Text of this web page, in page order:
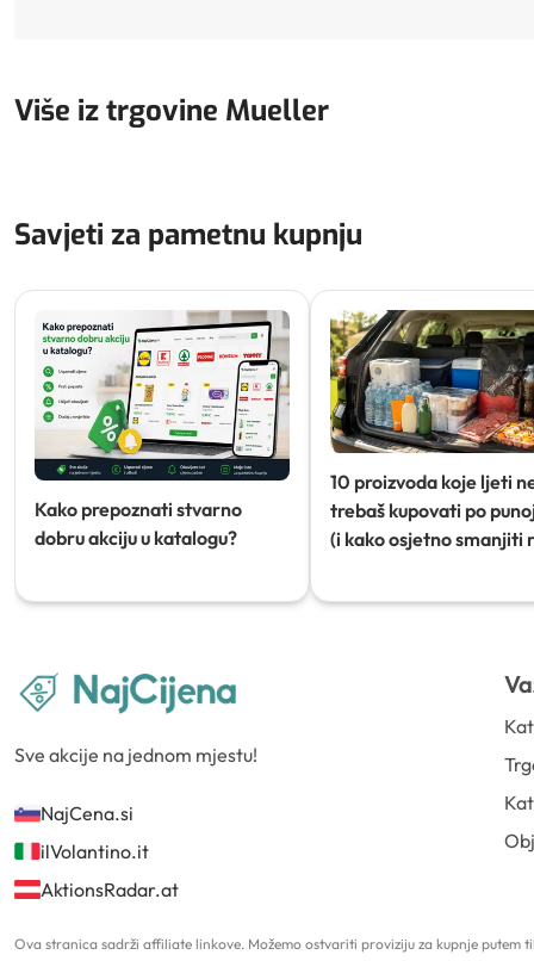
Više iz trgovine Mueller
Savjeti za pametnu kupnju
Kako prepoznati stvarno
dobru akciju u katalogu?
10 proizvoda koje ljeti
trebaš kupovati po
(i kako osjetno smanjiti
Sve akcije na jednom mjestu!
NajCena.si
ilVolantino.it
AktionsRadar.at
Ova stranica sadrži affiliate linkove. Možemo ostvariti proviziju za kupnje